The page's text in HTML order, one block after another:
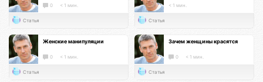
0 < 1 мин.
Статья
< 1 мин.
Статья
Женские манипуляции
0 < 1 мин.
Статья
Зачем женщины красятся
0 < 1 мин.
Статья